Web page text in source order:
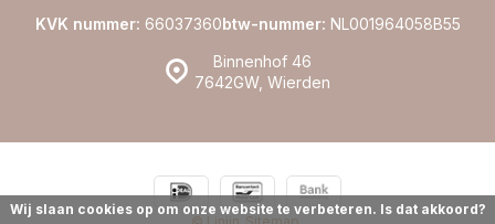
Binnenhof 46
7642GW, Wierden
KVK nummer: 66037360btw-nummer: NL001964058B55
Wij slaan cookies op om onze website te verbeteren. Is dat akkoord?